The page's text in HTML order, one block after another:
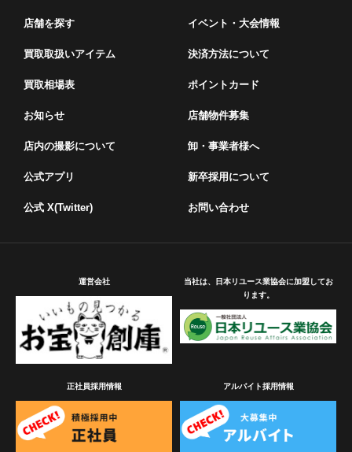
店舗を探す
買取取扱いアイテム
買取相場表
お知らせ
店内の撮影について
公式アプリ
公式 X(Twitter)
イベント・⼤会情報
決済方法について
ポイントカード
店舗物件募集
卸・事業者様へ
新卒採用について
お問い合わせ
運営会社
当社は、日本リユース業協会に加盟してお
ります。
正社員採用情報 アルバイト採用情報